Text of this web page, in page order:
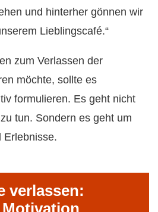
und hinterher gönnen wir
Lieblingscafé.“
zum Verlassen der
möchte, sollte es
formulieren. Es geht nicht
tun. Sondern es geht um
Erlebnisse.
verlassen: